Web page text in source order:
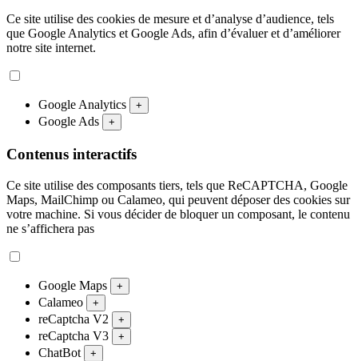
Ce site utilise des cookies de mesure et d’analyse d’audience, tels
que Google Analytics et Google Ads, afin d’évaluer et d’améliorer
notre site internet.
Google Analytics +
Google Ads +
Contenus interactifs
Ce site utilise des composants tiers, tels que ReCAPTCHA, Google
Maps, MailChimp ou Calameo, qui peuvent déposer des cookies sur
votre machine. Si vous décider de bloquer un composant, le contenu
ne s’affichera pas
Google Maps +
Calameo +
reCaptcha V2 +
reCaptcha V3 +
ChatBot +